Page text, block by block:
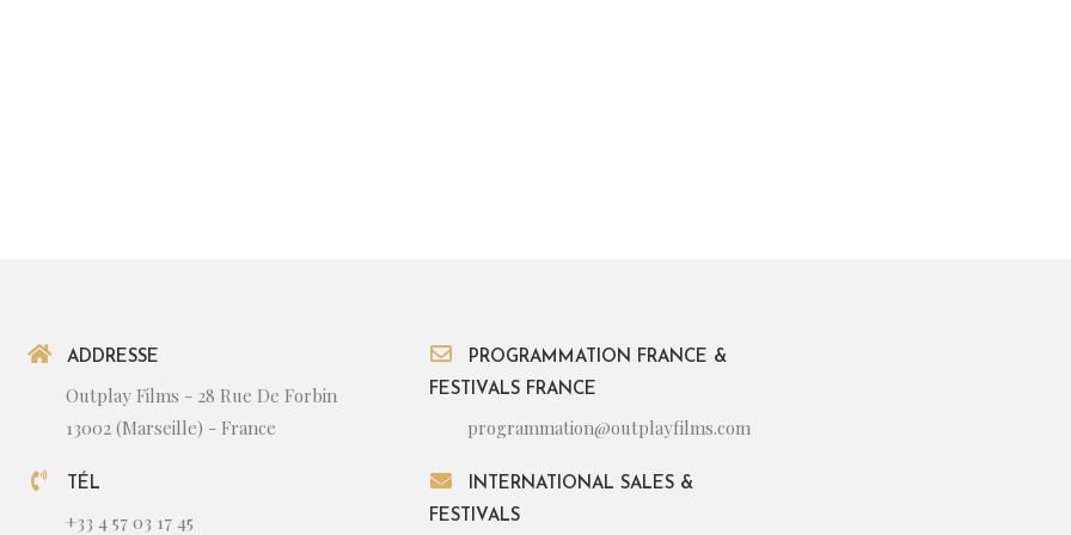
ADDRESSE
Outplay Films - 28 Rue De Forbin
13002 (Marseille) - France
TÉL
+33 4 57 03 17 45
PROGRAMMATION FRANCE &
FESTIVALS FRANCE
programmation@outplayfilms.com
INTERNATIONAL SALES &
FESTIVALS